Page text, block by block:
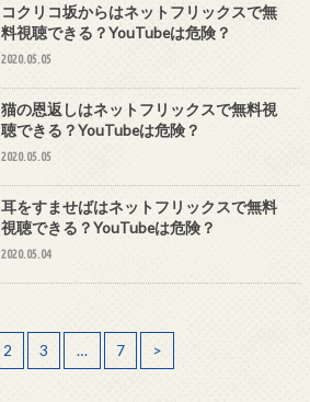
コクリコ坂からはネットフリックスで無
料視聴できる？YouTubeは危険？
2020.05.05
猫の恩返しはネットフリックスで無料視
聴できる？YouTubeは危険？
2020.05.05
耳をすませばはネットフリックスで無料
視聴できる？YouTubeは危険？
2020.05.04
2 3 … 7 >